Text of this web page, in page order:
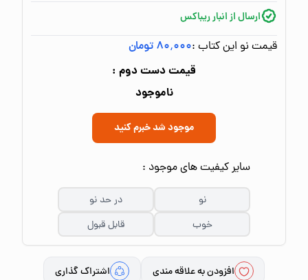
ارسال از انبار ریباکس
قیمت نو این کتاب :۸۰٬۰۰۰ تومان
قیمت دست دوم :
ناموجود
موجود شد خبرم کنید
سایر کیفیت های موجود :
نو
در حد نو
خوب
قابل قبول
افزودن به علاقه مندی اشتراک گذاری